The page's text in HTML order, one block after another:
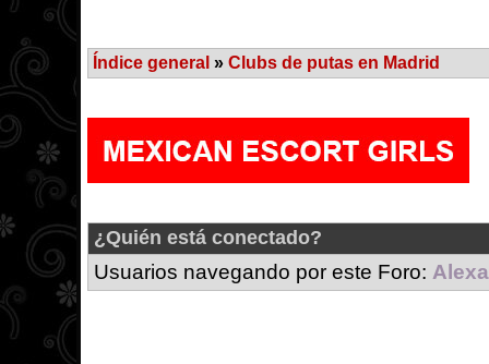
Índice general » Clubs de putas en Madrid
¿Quién está conectado?
Usuarios navegando por este Foro: